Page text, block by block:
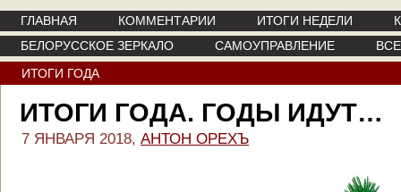
ГЛАВНАЯ КОММЕНТАРИИ ИТОГИ НЕДЕЛИ
БЕЛОРУССКОЕ ЗЕРКАЛО
САМОУПРАВЛЕНИЕ
ИТОГИ ГОДА
ИТОГИ ГОДА. ГОДЫ ИДУТ…
7 ЯНВАРЯ 2018, АНТОН ОРЕХЪ